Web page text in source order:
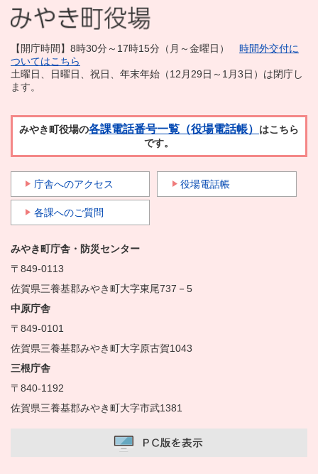
【開庁時間】8時30分～17時15分（月～金曜日） 時間外交付に
ついてはこちら
土曜日、日曜日、祝日、年末年始（12月29日～1月3日）は閉庁し
ます。
みやき町役場の各課電話番号一覧（役場電話帳） はこちら
です。
庁舎へのアクセス 役場電話帳
各課へのご質問
みやき町庁舎・防災センター
〒849-0113
佐賀県三養基郡みやき町大字東尾737－5
中原庁舎
〒849-0101
佐賀県三養基郡みやき町大字原古賀1043
三根庁舎
〒840-1192
佐賀県三養基郡みやき町大字市武1381